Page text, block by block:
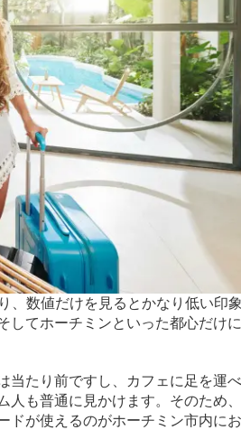
、数値だけを見るとかなり低い印
してホーチミンといった都心だけ
当たり前ですし、カフェに足を運
人も普通に見かけます。そのため
ドが使えるのがホーチミン市内に